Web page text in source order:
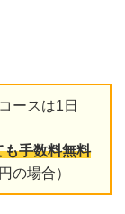
ースは1日
も手数料無料
の場合）